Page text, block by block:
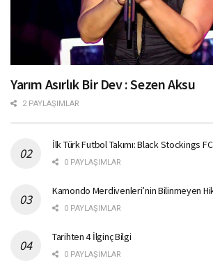
Yarım Asırlık Bir Dev : Sezen Aksu
2 PAYLAŞIMLAR
İlk Türk Futbol Takımı: Black Stockings
0 PAYLAŞIMLAR
Kamondo Merdivenleri’nin Bilinmeyen
0 PAYLAŞIMLAR
Tarihten 4 İlginç Bilgi
0 PAYLAŞIMLAR